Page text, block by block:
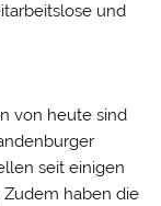
und
von heute sind
seit einigen
Zudem haben die